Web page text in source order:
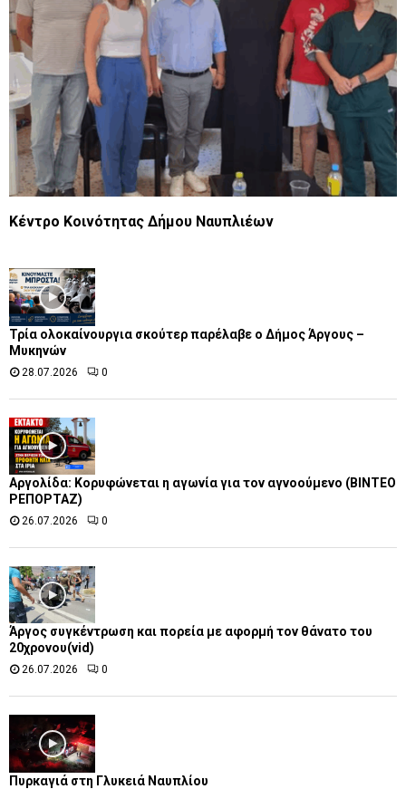
Κέντρο Κοινότητας Δήμου Ναυπλιέων
Τρία ολοκαίνουργια σκούτερ παρέλαβε o Δήμος Άργους –
Μυκηνών
28.07.2026 0
Αργολίδα: Κορυφώνεται η αγωνία για τον αγνοούμενο (ΒΙΝΤΕΟ
ΡΕΠΟΡΤΑΖ)
26.07.2026 0
Άργος συγκέντρωση και πορεία με αφορμή τον θάνατο του
20χρονου(vid)
26.07.2026 0
Πυρκαγιά στη Γλυκειά Ναυπλίου